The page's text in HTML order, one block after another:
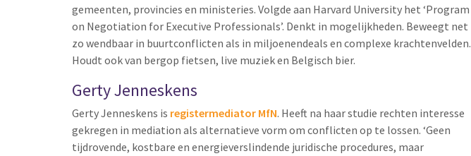
gemeenten, provincies en ministeries. Volgde aan Harvard University het ‘Program
on Negotiation for Executive Professionals’. Denkt in mogelijkheden. Beweegt net
zo wendbaar in buurtconflicten als in miljoenendeals en complexe krachtenvelden.
Houdt ook van bergop fietsen, live muziek en Belgisch bier.
Gerty Jenneskens
Gerty Jenneskens is registermediator MfN. Heeft na haar studie rechten interesse
gekregen in mediation als alternatieve vorm om conflicten op te lossen. ‘Geen
tijdrovende, kostbare en energieverslindende juridische procedures, maar